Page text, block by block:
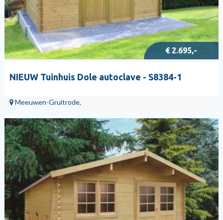
€ 2.695,-
NIEUW Tuinhuis Dole autoclave - S8384-1
Meeuwen-Gruitrode,